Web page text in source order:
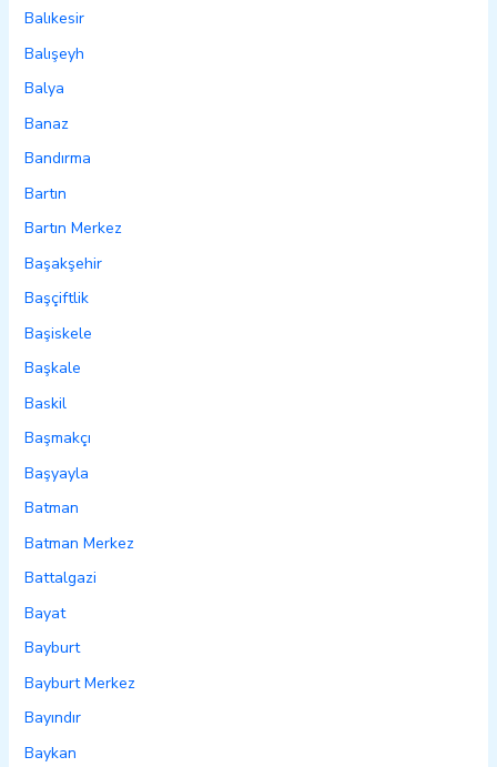
Balıkesir
Balışeyh
Balya
Banaz
Bandırma
Bartın
Bartın Merkez
Başakşehir
Başçiftlik
Başiskele
Başkale
Baskil
Başmakçı
Başyayla
Batman
Batman Merkez
Battalgazi
Bayat
Bayburt
Bayburt Merkez
Bayındır
Baykan